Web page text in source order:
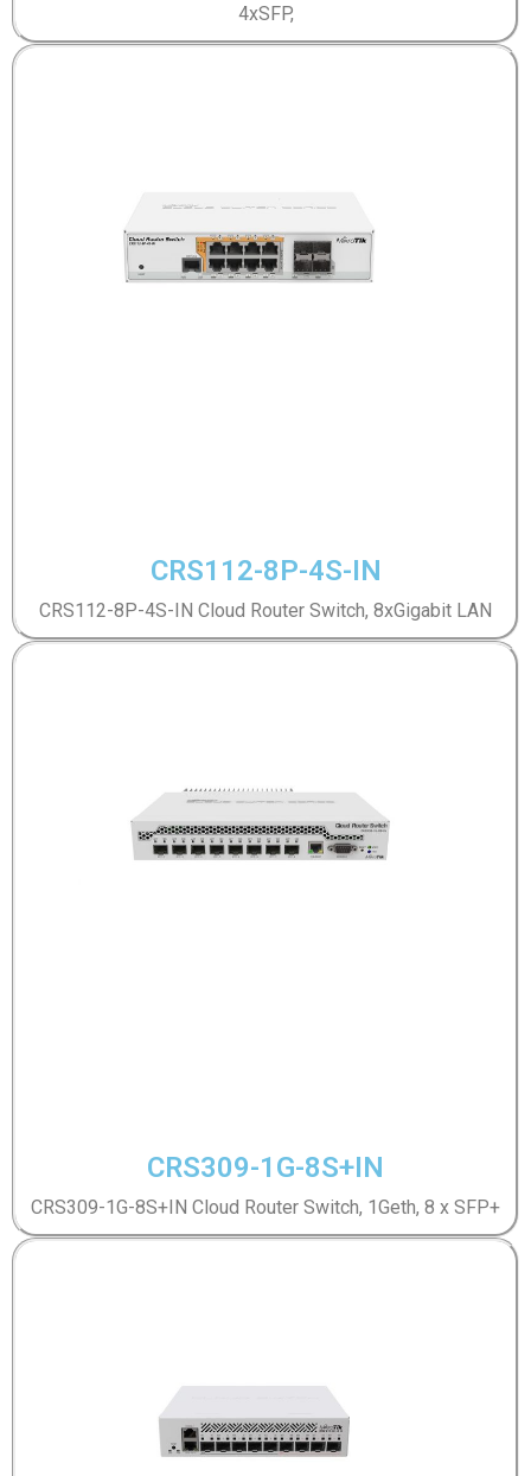
4xSFP,
CRS112-8P-4S-IN
CRS112-8P-4S-IN Cloud Router Switch, 8xGigabit LAN
CRS309-1G-8S+IN
CRS309-1G-8S+IN Cloud Router Switch, 1Geth, 8 x SFP+